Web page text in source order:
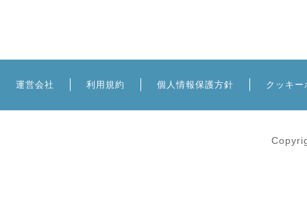
運営会社 利用規約 個人情報保護方針 クッキー